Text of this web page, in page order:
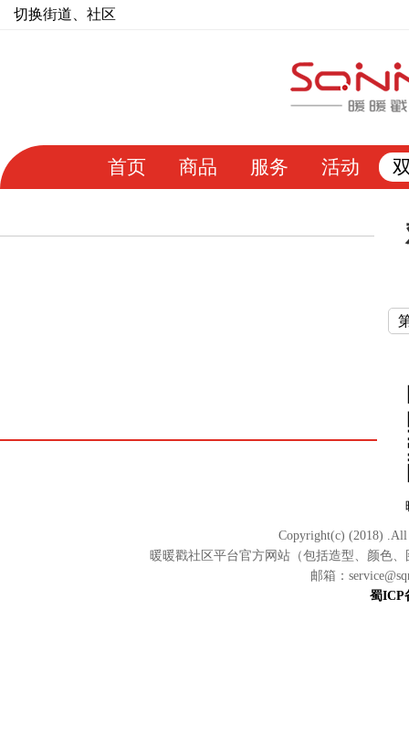
切换街道、社区
首页 商品 服务 活动
Copyright(c) (2018)
暖暖戳社区平台官方网站（包括造型、颜色
邮箱：
蜀ICP